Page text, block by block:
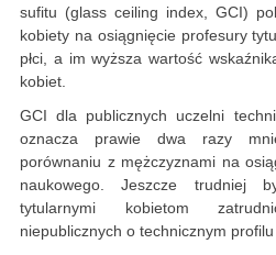
sufitu (glass ceiling index, GCI)
kobiety na osiągnięcie profesury
płci, a im wyższa wartość
kobiet.
GCI dla publicznych uczelni
oznacza prawie dwa razy
porównaniu z mężczyznami na
naukowego. Jeszcze trudniej
tytularnymi kobietom
niepublicznych o technicznym